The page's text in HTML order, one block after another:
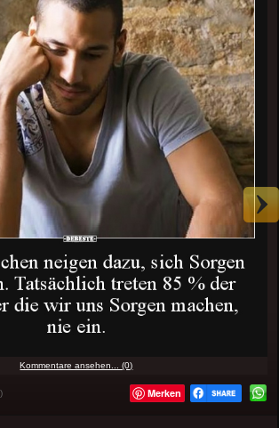
Kommentare ansehen... (0)
Merken